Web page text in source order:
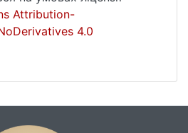
складали 0,009 –
Attribution-
4.0